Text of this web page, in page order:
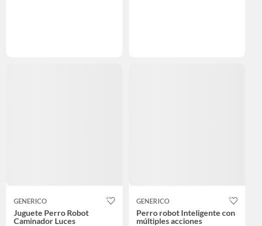
GENERICO
Juguete Perro Robot
Caminador Luces
GENERICO
Perro robot Inteligente con
múltiples acciones